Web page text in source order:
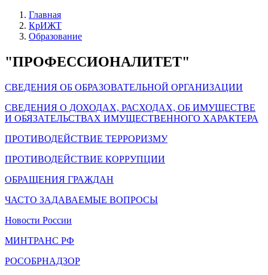
Главная
КрИЖТ
Образование
"ПРОФЕССИОНАЛИТЕТ"
СВЕДЕНИЯ ОБ ОБРАЗОВАТЕЛЬНОЙ ОРГАНИЗАЦИИ
СВЕДЕНИЯ О ДОХОДАХ, РАСХОДАХ, ОБ ИМУЩЕСТВЕ
И ОБЯЗАТЕЛЬСТВАХ ИМУЩЕСТВЕННОГО ХАРАКТЕРА
ПРОТИВОДЕЙСТВИЕ ТЕРРОРИЗМУ
ПРОТИВОДЕЙСТВИЕ КОРРУПЦИИ
ОБРАЩЕНИЯ ГРАЖДАН
ЧАСТО ЗАДАВАЕМЫЕ ВОПРОСЫ
Новости России
МИНТРАНС РФ
РОСОБРНАДЗОР